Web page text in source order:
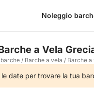
Noleggio
a Vela
/ Barche a vela / Barche a
date per trovare la tua